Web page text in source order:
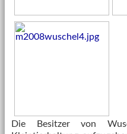
Die Besitzer von